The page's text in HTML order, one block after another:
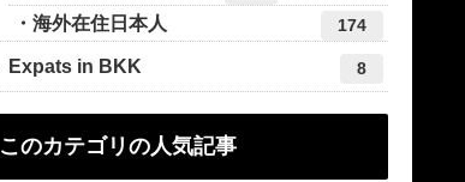
海外在住日本人 174
Expats in BKK 8
このカテゴリの人気記事